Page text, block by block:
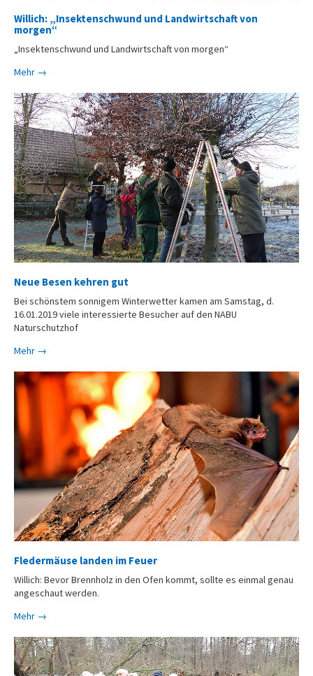
Willich: „Insektenschwund und Landwirtschaft von
morgen“
„Insektenschwund und Landwirtschaft von morgen“
Mehr →
Neue Besen kehren gut
Bei schönstem sonnigem Winterwetter kamen am Samstag, d.
16.01.2019 viele interessierte Besucher auf den NABU
Naturschutzhof
Mehr →
Fledermäuse landen im Feuer
Willich: Bevor Brennholz in den Ofen kommt, sollte es einmal genau
angeschaut werden.
Mehr →